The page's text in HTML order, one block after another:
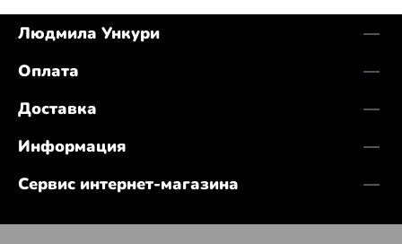
Людмила Ункури
Оплата
Доставка
Информация
Сервис интернет-магазина